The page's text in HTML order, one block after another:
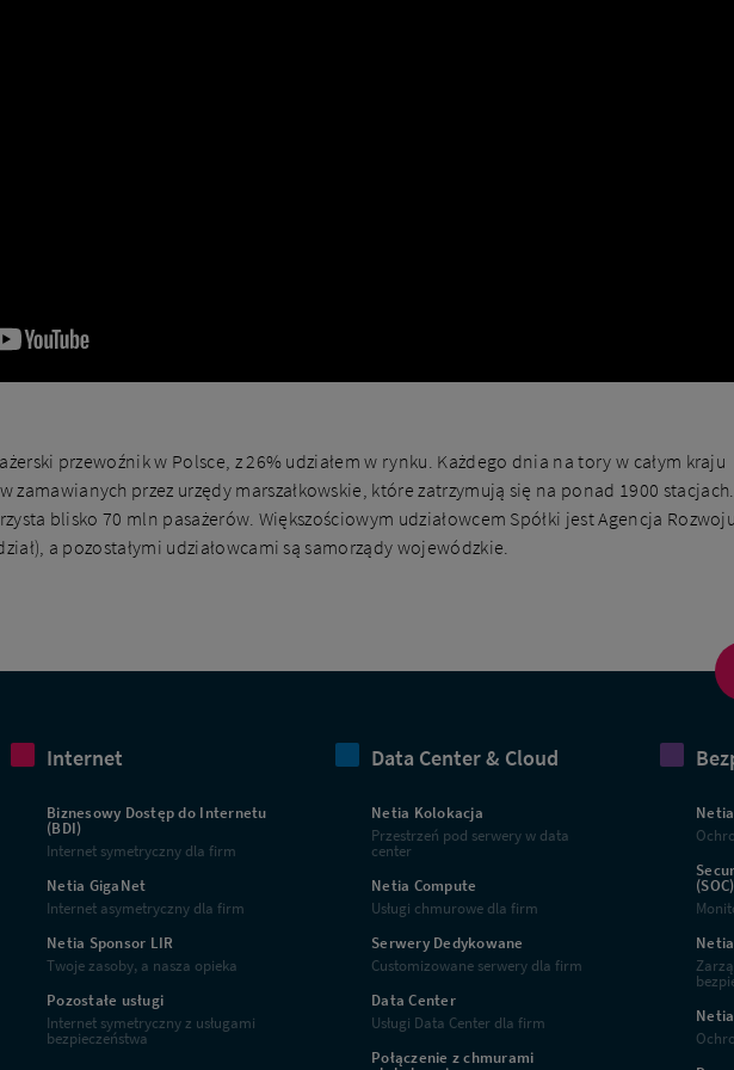
przewoźnik w Polsce, z 26% udziałem w rynku. Każdego dnia na tory w całym kraju
zamawianych przez urzędy marszałkowskie, które zatrzymują się na ponad 1900
blisko 70 mln pasażerów. Większościowym udziałowcem Spółki jest Agencja Rozwoju
a pozostałymi udziałowcami są samorządy wojewódzkie.
Internet
Biznesowy Dostęp do Internetu
(BDI)
Internet symetryczny dla firm
Netia GigaNet
Internet asymetryczny dla firm
Netia Sponsor LIR
Twoje zasoby, a nasza opieka
Pozostałe usługi
Internet symetryczny z usługami
bezpieczeństwa
Data Center & Cloud
Netia Kolokacja
Przestrzeń pod serwery w data
center
Netia Compute
Usługi chmurowe dla firm
Serwery Dedykowane
Customizowane serwery dla firm
Data Center
Usługi Data Center dla firm
Połączenie z chmurami
(SOC)